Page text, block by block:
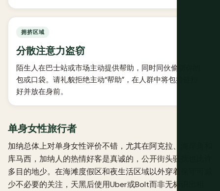
拥挤区域
分散注意力盗窃
陌生人在巴士站或市场主动提供帮助，同时同伙偷窃你的
包或口袋。请礼貌拒绝主动“帮助”，在人群中将包拉链拉
好并放在身前。
单身女性旅行者
加纳总体上对单身女性评价不错，尤其在阿克拉、海岸角和
库马西，加纳人的热情好客是真诚的，公开街头骚扰也比许
多目的地少。在海滩度假区和夜生活区域以外穿着保守可减
少不必要的关注，天黑后使用Uber或Bolt而非无标识出租